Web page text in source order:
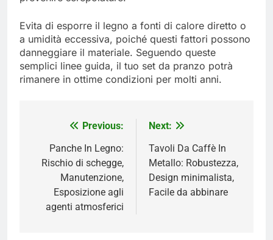
Evita di esporre il legno a fonti di calore diretto o
a umidità eccessiva, poiché questi fattori possono
danneggiare il materiale. Seguendo queste
semplici linee guida, il tuo set da pranzo potrà
rimanere in ottime condizioni per molti anni.
navigation
Previous:
Panche In Legno:
Rischio di schegge,
Manutenzione,
Esposizione agli
agenti atmosferici
Next:
Tavoli Da Caffè In
Metallo: Robustezza,
Design minimalista,
Facile da abbinare